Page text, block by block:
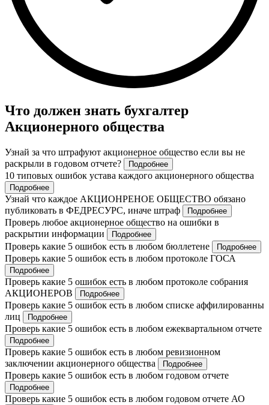
Что должен знать бухгалтер
Акционерного общества
Узнай за что штрафуют акционерное общество если вы не
раскрыли в годовом отчете?
Подробнее
10 типовых ошибок устава каждого акционерного общества
Подробнее
Узнай что каждое АКЦИОНРЕНОЕ ОБЩЕСТВО обязано
публиковать в ФЕДРЕСУРС, иначе штраф
Подробнее
Проверь любое акционерное общество на ошибки в
раскрытии информации
Подробнее
Проверь какие 5 ошибок есть в любом бюллетене Подробнее
Проверь какие 5 ошибок есть в любом протоколе ГОСА
Подробнее
Проверь какие 5 ошибок есть в любом протоколе собрания
АКЦИОНЕРОВ
Подробнее
Проверь какие 5 ошибок есть в любом списке аффилированны
лиц
Подробнее
Проверь какие 5 ошибок есть в любом ежеквартальном отчете
Подробнее
Проверь какие 5 ошибок есть в любом ревизионном
заключении акционерного общества
Подробнее
Проверь какие 5 ошибок есть в любом годовом отчете
Подробнее
Проверь какие 5 ошибок есть в любом годовом отчете АО